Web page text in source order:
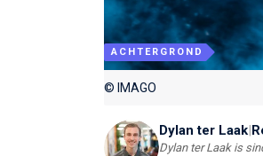
ACHTERGROND
© IMAGO
Dylan ter Laak|
Dylan ter Laak is